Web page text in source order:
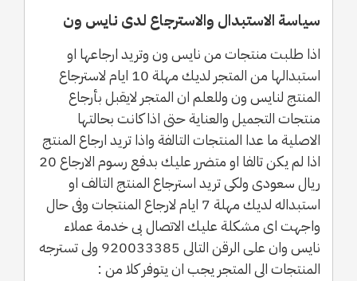
سياسة الاستبدال والاسترجاع لدى نايس ون
اذا طلبت منتجات من نايس ون وتريد ارجاعها او
استبدالها من المتجر لديك مهلة 10 ايام لاسترجاع
المنتج لنايس ون وللعلم ان المتجر لايقبل بأرجاع
منتجات التجميل والعناية حتى اذا كانت بحالتها
الاصلية ما عدا المنتجات التالفة واذا تريد ارجاع المنتج
اذا لم يكن تالفا او متضرر عليك بدفع رسوم الارجاع 20
ريال سعودى ولكى تريد استرجاع المنتج التالف او
استبداله لديك مهلة 7 ايام لارجاع المنتجات وفى حال
واجهت اى مشكلة عليك الاتصال بى خدمة عملاء
نايس وان على الرقن التالى 920033385 ولى تسترجه
المنتجات الى المتجر يجب ان يتوفر كلا من :